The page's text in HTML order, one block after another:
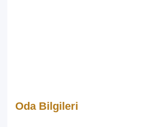
Oda Bilgileri